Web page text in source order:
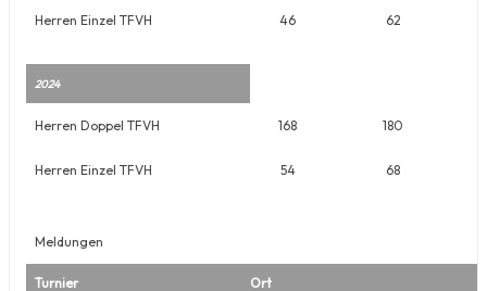
Herren Einzel TFVH 46 62
2024
Herren Doppel TFVH 168 180
Herren Einzel TFVH 54 68
Meldungen
Turnier Ort